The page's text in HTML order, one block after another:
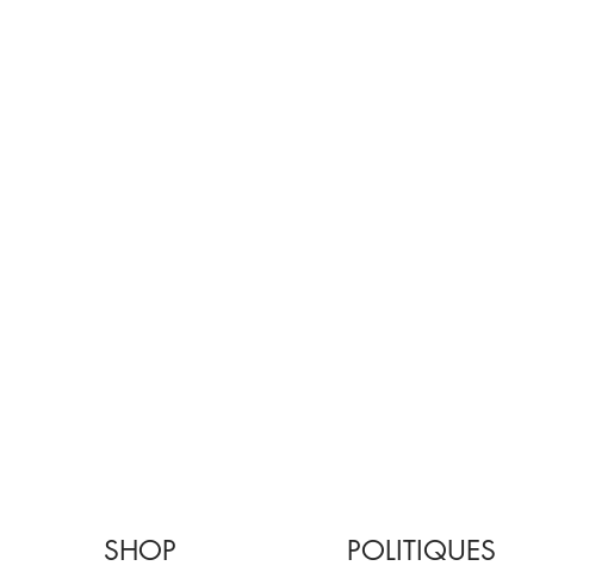
SHOP POLITIQUES